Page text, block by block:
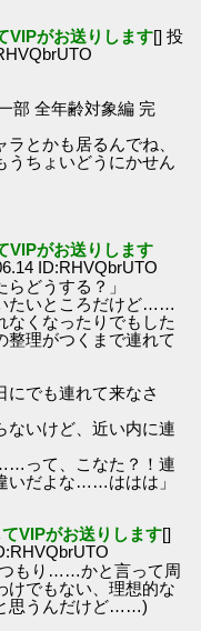
VIPがお送りします[] 投
部 全年齢対象編 完
とかも居るんでね、
うちょいどうにかせん
VIPがお送りします
ID:RHVQbrUTO
どうする？」
たいところだけど……
なくなったりでもした
理がつくまで連れて
にでも連れて来なさ
ないけど、近い内に連
って、こなた？！連
いだよな……ははは」
VIPがお送りします[]
もり……かと言って周
けでもない、理想的な
思うんだけど……)